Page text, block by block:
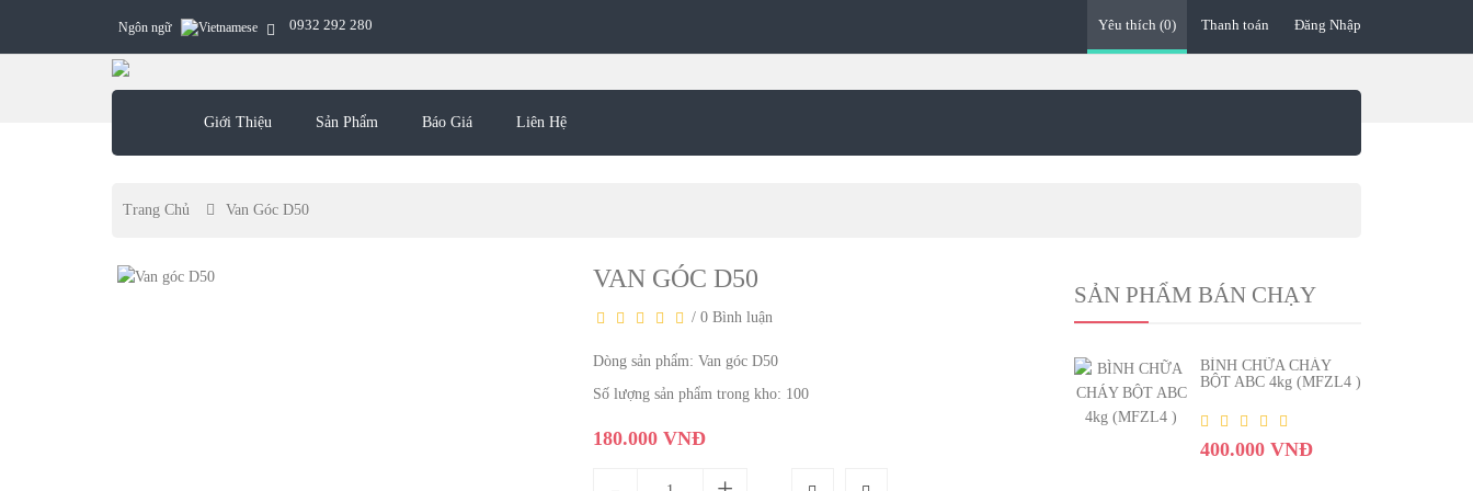
Ngôn ngữ 0932 292 280 Yêu thích (0) Thanh toán Đăng Nhập
Giới Thiệu Sản Phẩm Báo Giá Liên Hệ
Trang Chủ Van Góc D50
VAN GÓC D50
/ 0 Bình luận
Dòng sản phẩm: Van góc D50
Số lượng sản phẩm trong kho: 100
180.000 VNĐ
SẢN PHẨM BÁN CHẠY
BÌNH CHỮA CHÁY
BỘT ABC 4kg (MFZL4 )
400.000 VNĐ